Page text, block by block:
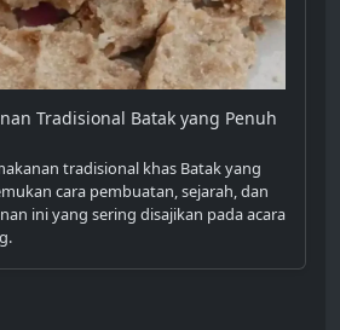
Tradisional Batak yang Penuh
tradisional khas Batak yang
cara pembuatan, sejarah, dan
ini yang sering disajikan pada acara